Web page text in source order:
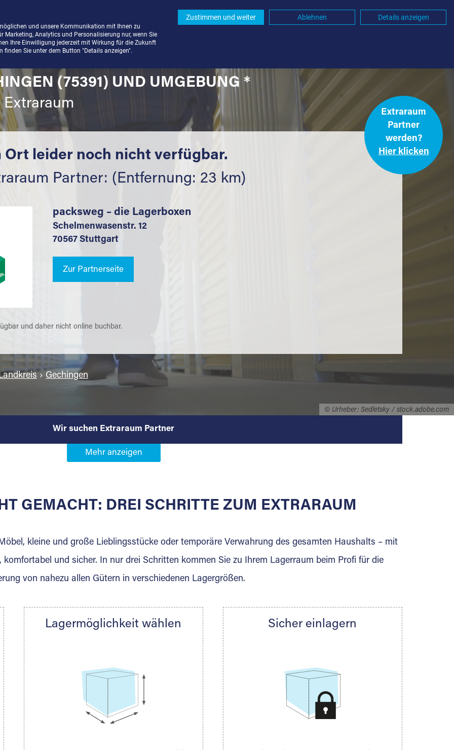
© Urheber: Sedletsky / stock.adobe.com
(75391) UND UMGEBUNG *
Extraraum
Partner
werden?
Hier klicken
Ort leider noch nicht verfügbar.
Partner: (Entfernung: 23 km)
packsweg – die Lagerboxen
Schelmenwasenstr. 12
70567 Stuttgart
Zur Partnerseite
und daher nicht online buchbar.
› Gechingen
Wir suchen Extraraum Partner
Partner in
für die Einlagerung von Umzugsgut gebaut wurde? Werden Sie jetzt Extraraum Partner und
Ihre Nachricht.
GEMACHT: DREI SCHRITTE ZUM EXTRARAUM
kleine und große Lieblingsstücke oder temporäre Verwahrung des gesamten Haushalts – mit
und sicher. In nur drei Schritten kommen Sie zu Ihrem Lagerraum beim Profi für die
von nahezu allen Gütern in verschiedenen Lagergrößen.
Lagermöglichkeit wählen Sicher einlagern
und unsere Kommunikation mit Ihnen zu
Marketing, Analytics und Personalisierung nur, wenn Sie
Ihre Einwilligung jederzeit mit Wirkung für die Zukunft
Sie unter dem Button "Details anzeigen".
Zustimmen und weiter Ablehnen Details anzeigen